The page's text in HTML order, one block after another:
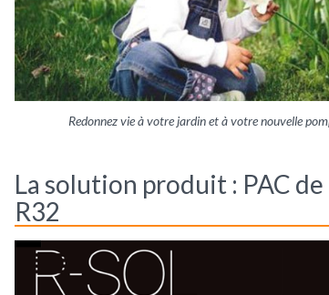
Redonnez vie à votre jardin et à votre nouvelle
La solution produit : PAC
R32